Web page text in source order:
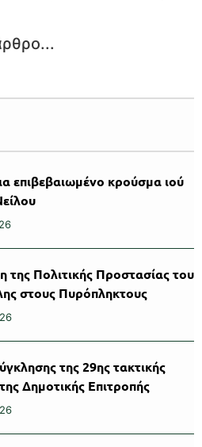
επιβεβαιωμένο κρούσμα ιού
της Πολιτικής Προστασίας του
στους Πυρόπληκτους
της 29ης τακτικής
Δημοτικής Επιτροπής